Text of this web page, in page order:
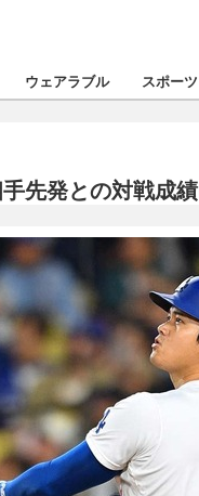
飲食
ボイス
ビジネス
選手
動画
試乗会
ツアー
芸能
話題
デザイン
動画
社会
ハウツー
ウェアラブル スポーツ
先発との対戦